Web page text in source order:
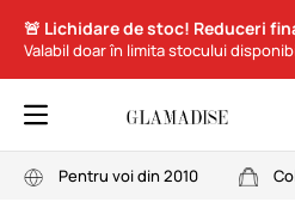
🚨 Lichidare de stoc! Reduceri
Valabil doar în limita stocului
Pentru voi din 2010